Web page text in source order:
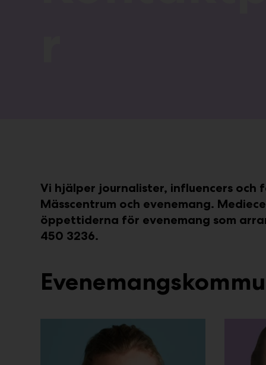
Vi hjälper journalister, influencers
Mässcentrum och evenemang.
öppettiderna för evenemang som
450 3236.